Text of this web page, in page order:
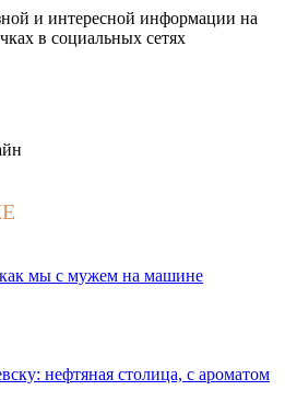
и интересной информации на
в социальных сетях
мы с мужем на машине
нефтяная столица, с ароматом